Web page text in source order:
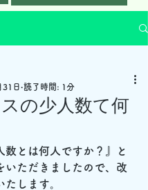
の少人数て何
31日 読了時間: 1分
数とは何人ですか？』と
いただきましたので、改
たします。